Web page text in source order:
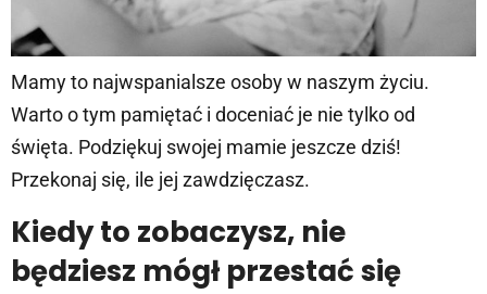
Mamy to najwspanialsze osoby w naszym życiu.
Warto o tym pamiętać i doceniać je nie tylko od
święta. Podziękuj swojej mamie jeszcze dziś!
Przekonaj się, ile jej zawdzięczasz.
Kiedy to zobaczysz, nie
będziesz mógł przestać się